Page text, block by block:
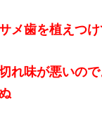
メ歯を植えつ
れ味が悪いの